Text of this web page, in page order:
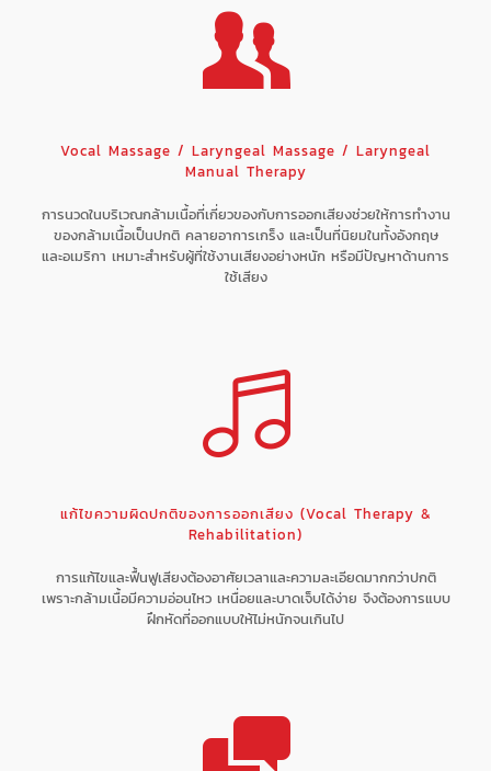
Vocal Massage / Laryngeal Massage / Laryngeal
Manual Therapy
การนวดในบริเวณกล้ามเนื้อที่เกี่ยวของกับการออกเสียงช่วยให้การทำงาน
ของกล้ามเนื้อเป็นปกติ คลายอาการเกร็ง และเป็นที่นิยมในทั้งอังกฤษ
และอเมริกา เหมาะสำหรับผู้ที่ใช้งานเสียงอย่างหนัก หรือมีปัญหาด้านการ
ใช้เสียง
แก้ไขความผิดปกติของการออกเสียง (Vocal Therapy &
Rehabilitation)
การแก้ไขและฟื้นฟูเสียงต้องอาศัยเวลาและความละเอียดมากกว่าปกติ
เพราะกล้ามเนื้อมีความอ่อนไหว เหนื่อยและบาดเจ็บได้ง่าย จึงต้องการแบบ
ฝึกหัดที่ออกแบบให้ไม่หนักจนเกินไป